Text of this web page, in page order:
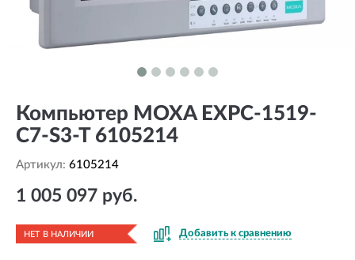
Компьютер MOXA EXPC-1519-
C7-S3-T 6105214
Артикул: 6105214
1 005 097 руб.
НЕТ В НАЛИЧИИ Добавить к сравнению